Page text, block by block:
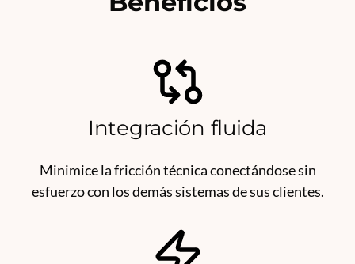
Integración fluida
Minimice la fricción técnica conectándose sin
esfuerzo con los demás sistemas de sus clientes.